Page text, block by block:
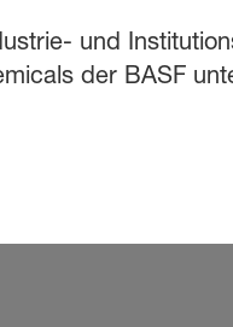
und
der BASF